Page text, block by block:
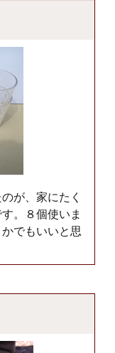
が、家にたく
。８個使いま
でもいいと思